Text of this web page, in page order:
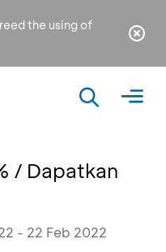
the using of
/ Dapatkan
- 22 Feb 2022